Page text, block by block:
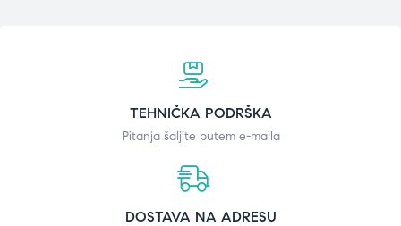
TEHNIČKA PODRŠKA
Pitanja šaljite putem e-maila
DOSTAVA NA ADRESU